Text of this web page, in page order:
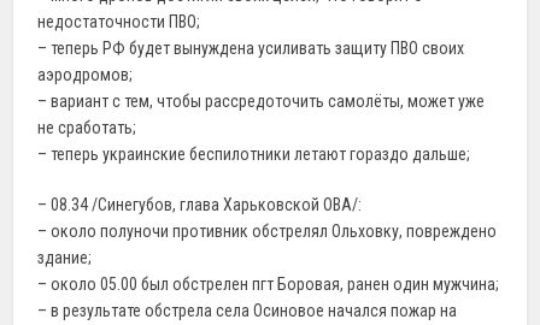
недостаточности ПВО;
– теперь РФ будет вынуждена усиливать защиту ПВО своих
аэродромов;
– вариант с тем, чтобы рассредоточить самолёты, может уже
не сработать;
– теперь украинские беспилотники летают гораздо дальше;
– 08.34 /Синегубов, глава Харьковской ОВА/:
– около полуночи противник обстрелял Ольховку, повреждено
здание;
– около 05.00 был обстрелен пгт Боровая, ранен один мужчина;
– в результате обстрела села Осиновое начался пожар на